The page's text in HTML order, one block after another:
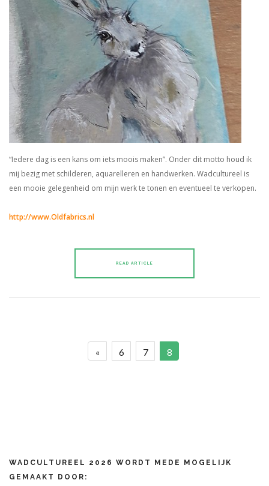
“Iedere dag is een kans om iets moois maken”. Onder dit motto houd ik
mij bezig met schilderen, aquarelleren en handwerken. Wadcultureel is
een mooie gelegenheid om mijn werk te tonen en eventueel te verkopen.
http://www.Oldfabrics.nl
READ ARTICLE
« 6 7 8
WADCULTUREEL 2026 WORDT MEDE MOGELIJK
GEMAAKT DOOR: